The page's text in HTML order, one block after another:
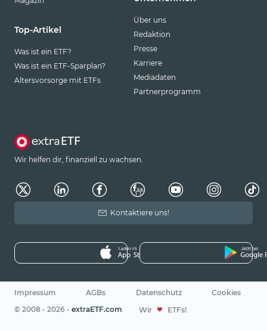
Top-Artikel
Was ist ein ETF?
Was ist ein ETF-Sparplan?
Altersvorsorge mit ETFs
Über uns
Redaktion
Presse
Karriere
Mediadaten
Partnerprogramm
Wir helfen dir, finanziell zu wachsen.
Kontaktiere uns!
Impressum AGBs Datenschutz
Cookies
© 2008 - 2026 - extraETF.com Wir ETFs!